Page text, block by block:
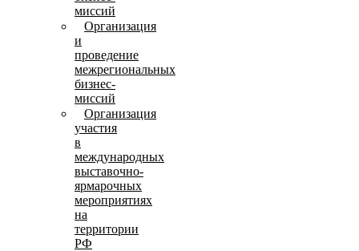
миссий
Организация
и
проведение
межрегиональных
бизнес-
миссий
Организация
участия
в
международных
выставочно-
ярмарочных
мероприятиях
на
территории
РФ